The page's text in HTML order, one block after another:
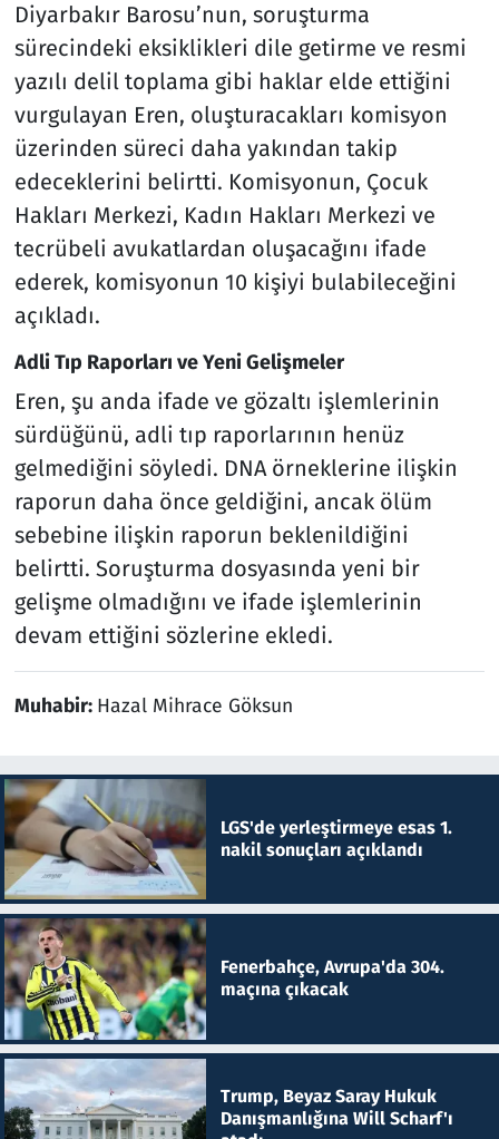
Diyarbakır Barosu’nun, soruşturma
sürecindeki eksiklikleri dile getirme ve resmi
yazılı delil toplama gibi haklar elde ettiğini
vurgulayan Eren, oluşturacakları komisyon
üzerinden süreci daha yakından takip
edeceklerini belirtti. Komisyonun, Çocuk
Hakları Merkezi, Kadın Hakları Merkezi ve
tecrübeli avukatlardan oluşacağını ifade
ederek, komisyonun 10 kişiyi bulabileceğini
açıkladı.
Adli Tıp Raporları ve Yeni Gelişmeler
Eren, şu anda ifade ve gözaltı işlemlerinin
sürdüğünü, adli tıp raporlarının henüz
gelmediğini söyledi. DNA örneklerine ilişkin
raporun daha önce geldiğini, ancak ölüm
sebebine ilişkin raporun beklenildiğini
belirtti. Soruşturma dosyasında yeni bir
gelişme olmadığını ve ifade işlemlerinin
devam ettiğini sözlerine ekledi.
Muhabir: Hazal Mihrace Göksun
LGS'de yerleştirmeye esas 1.
nakil sonuçları açıklandı
Fenerbahçe, Avrupa'da 304.
maçına çıkacak
Trump, Beyaz Saray Hukuk
Danışmanlığına Will Scharf'ı